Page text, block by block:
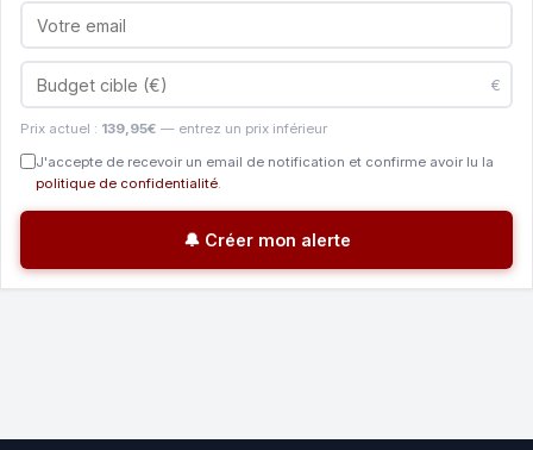
€
Prix actuel : 139,95€ — entrez un prix inférieur
J'accepte de recevoir un email de notification et confirme avoir lu la
politique de confidentialité.
🔔 Créer mon alerte